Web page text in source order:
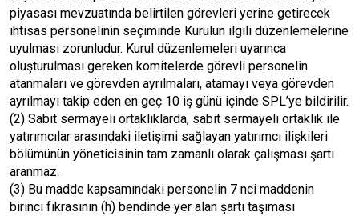
piyasası mevzuatında belirtilen görevleri yerine getirecek
ihtisas personelinin seçiminde Kurulun ilgili düzenlemelerine
uyulması zorunludur. Kurul düzenlemeleri uyarınca
oluşturulması gereken komitelerde görevli personelin
atanmaları ve görevden ayrılmaları, atamayı veya görevden
ayrılmayı takip eden en geç 10 iş günü içinde SPL’ye bildirilir.
(2) Sabit sermayeli ortaklıklarda, sabit sermayeli ortaklık ile
yatırımcılar arasındaki iletişimi sağlayan yatırımcı ilişkileri
bölümünün yöneticisinin tam zamanlı olarak çalışması şartı
aranmaz.
(3) Bu madde kapsamındaki personelin 7 nci maddenin
birinci fıkrasının (h) bendinde yer alan şartı taşıması